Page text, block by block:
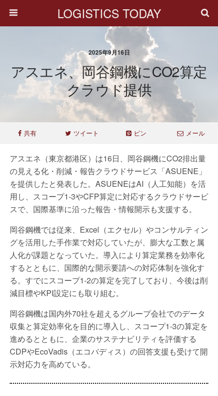
LOGISTICS TODAY
2025年9月16日
アスエネ、岡谷鋼機にCO2算定
クラウド提供
共有 ツイート ピン メール
アスエネ（東京都港区）は16日、岡谷鋼機にCO2排出量
の見える化・削減・報告クラウドサービス「ASUENE」
を提供したと発表した。ASUENEはAI（人工知能）を活
用し、スコープ1-3やCFP算定に対応するクラウドサービ
スで、国際基準に沿った報告・情報開示も支援する。
岡谷鋼機では従来、Excel（エクセル）やコンサルティン
グを活用した手作業で対応していたが、膨大な工数と属
人化が課題となっていた。導入により算定業務を効率化
するとともに、国際的な開示要請への対応体制を強化す
る。すでにスコープ1-2の算定を完了しており、今後は削
減目標やKPI設定にも取り組む。
岡谷鋼機は国内外70社を超えるグループ会社でのデータ
収集と算定効率化を目的に導入し、スコープ1-3の算定を
進めるとともに、企業のサステナビリティを評価する
CDPやEcoVadis（エコバディス）の回答支援も受けて開
示対応力を高めている。